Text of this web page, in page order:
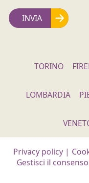
TORINO
LOMBARDIA
Privacy policy |
Gestisci il consenso